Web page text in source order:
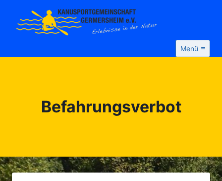
Inhalt
springen
Menü
Befahrungsverbot